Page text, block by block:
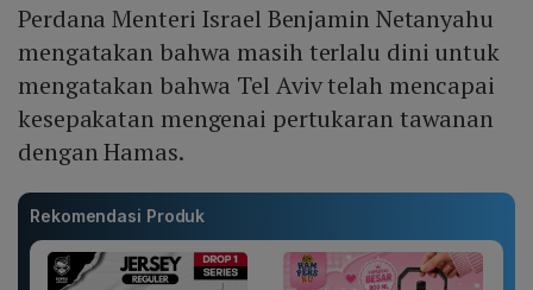
Perdana Menteri Israel Benjamin Netanyahu
mengatakan bahwa masih terlalu dini untuk
mengatakan bahwa Tel Aviv telah mencapai
kesepakatan mengenai pertukaran tawanan
dengan Hamas.
Rekomendasi Produk